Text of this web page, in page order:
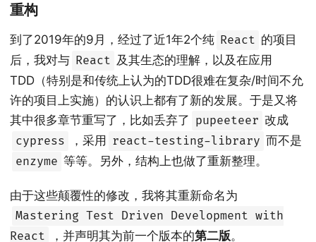
重构
到了2019年的9月，经过了近1年2个纯 React 的项目
后，我对与 React 及其生态的理解，以及在应用
TDD（特别是和传统上认为的TDD很难在复杂/时间不允
许的项目上实施）的认识上都有了新的发展。于是又将
其中很多章节重写了，比如丢弃了 pupeeteer 改成
cypress
，采用 react-testing-library 而不是
enzyme 等等。另外，结构上也做了重新整理。
由于这些颠覆性的修改，我将其重新命名为
Mastering Test Driven Development with
React
，并声明其为前一个版本的第二版。